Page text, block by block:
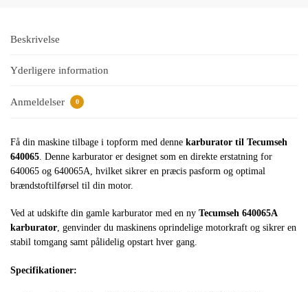
Beskrivelse
Yderligere information
Anmeldelser 0
Få din maskine tilbage i topform med denne karburator til Tecumseh
640065 . Denne karburator er designet som en direkte erstatning for
640065 og 640065A, hvilket sikrer en præcis pasform og optimal
brændstoftilførsel til din motor.
Ved at udskifte din gamle karburator med en ny Tecumseh 640065A
karburator, genvinder du maskinens oprindelige motorkraft og sikrer en
stabil tomgang samt pålidelig opstart hver gang.
Specifikationer: